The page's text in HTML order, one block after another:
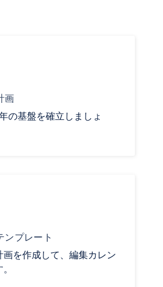
画
の基盤を確立しましょ
ンプレート
画を作成して、編集カレン